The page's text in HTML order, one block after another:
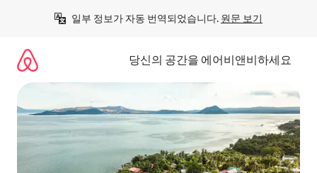
일부 정보가 자동 번역되었습니다. 원문 보기
당신의 공간을 에어비앤비하세요